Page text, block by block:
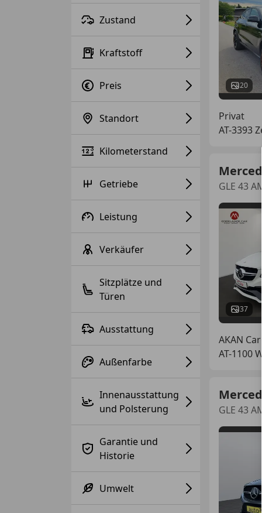
Zustand
Kraftstoff
Preis
Standort
Kilometerstand
Getriebe
Leistung
Verkäufer
Sitzplätze und
Türen
Ausstattung
Außenfarbe
Innenausstattung
und Polsterung
Garantie und
Historie
Umwelt
20
Privat
AT-3393
GLE 43
37
AKAN
AT-1100
GLE 43